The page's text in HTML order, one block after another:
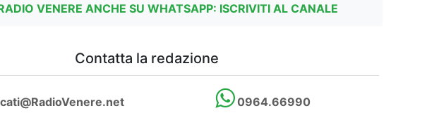
VENERE ANCHE SU WHATSAPP: ISCRIVITI AL CANALE
Contatta la redazione
0964.66990